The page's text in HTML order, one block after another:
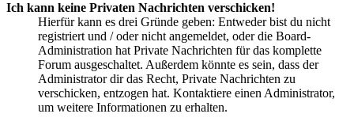
Ich kann keine Privaten Nachrichten verschicken!
Hierfür kann es drei Gründe geben: Entweder bist du nicht
registriert und / oder nicht angemeldet, oder die Board-
Administration hat Private Nachrichten für das komplette
Forum ausgeschaltet. Außerdem könnte es sein, dass der
Administrator dir das Recht, Private Nachrichten zu
verschicken, entzogen hat. Kontaktiere einen Administrator,
um weitere Informationen zu erhalten.